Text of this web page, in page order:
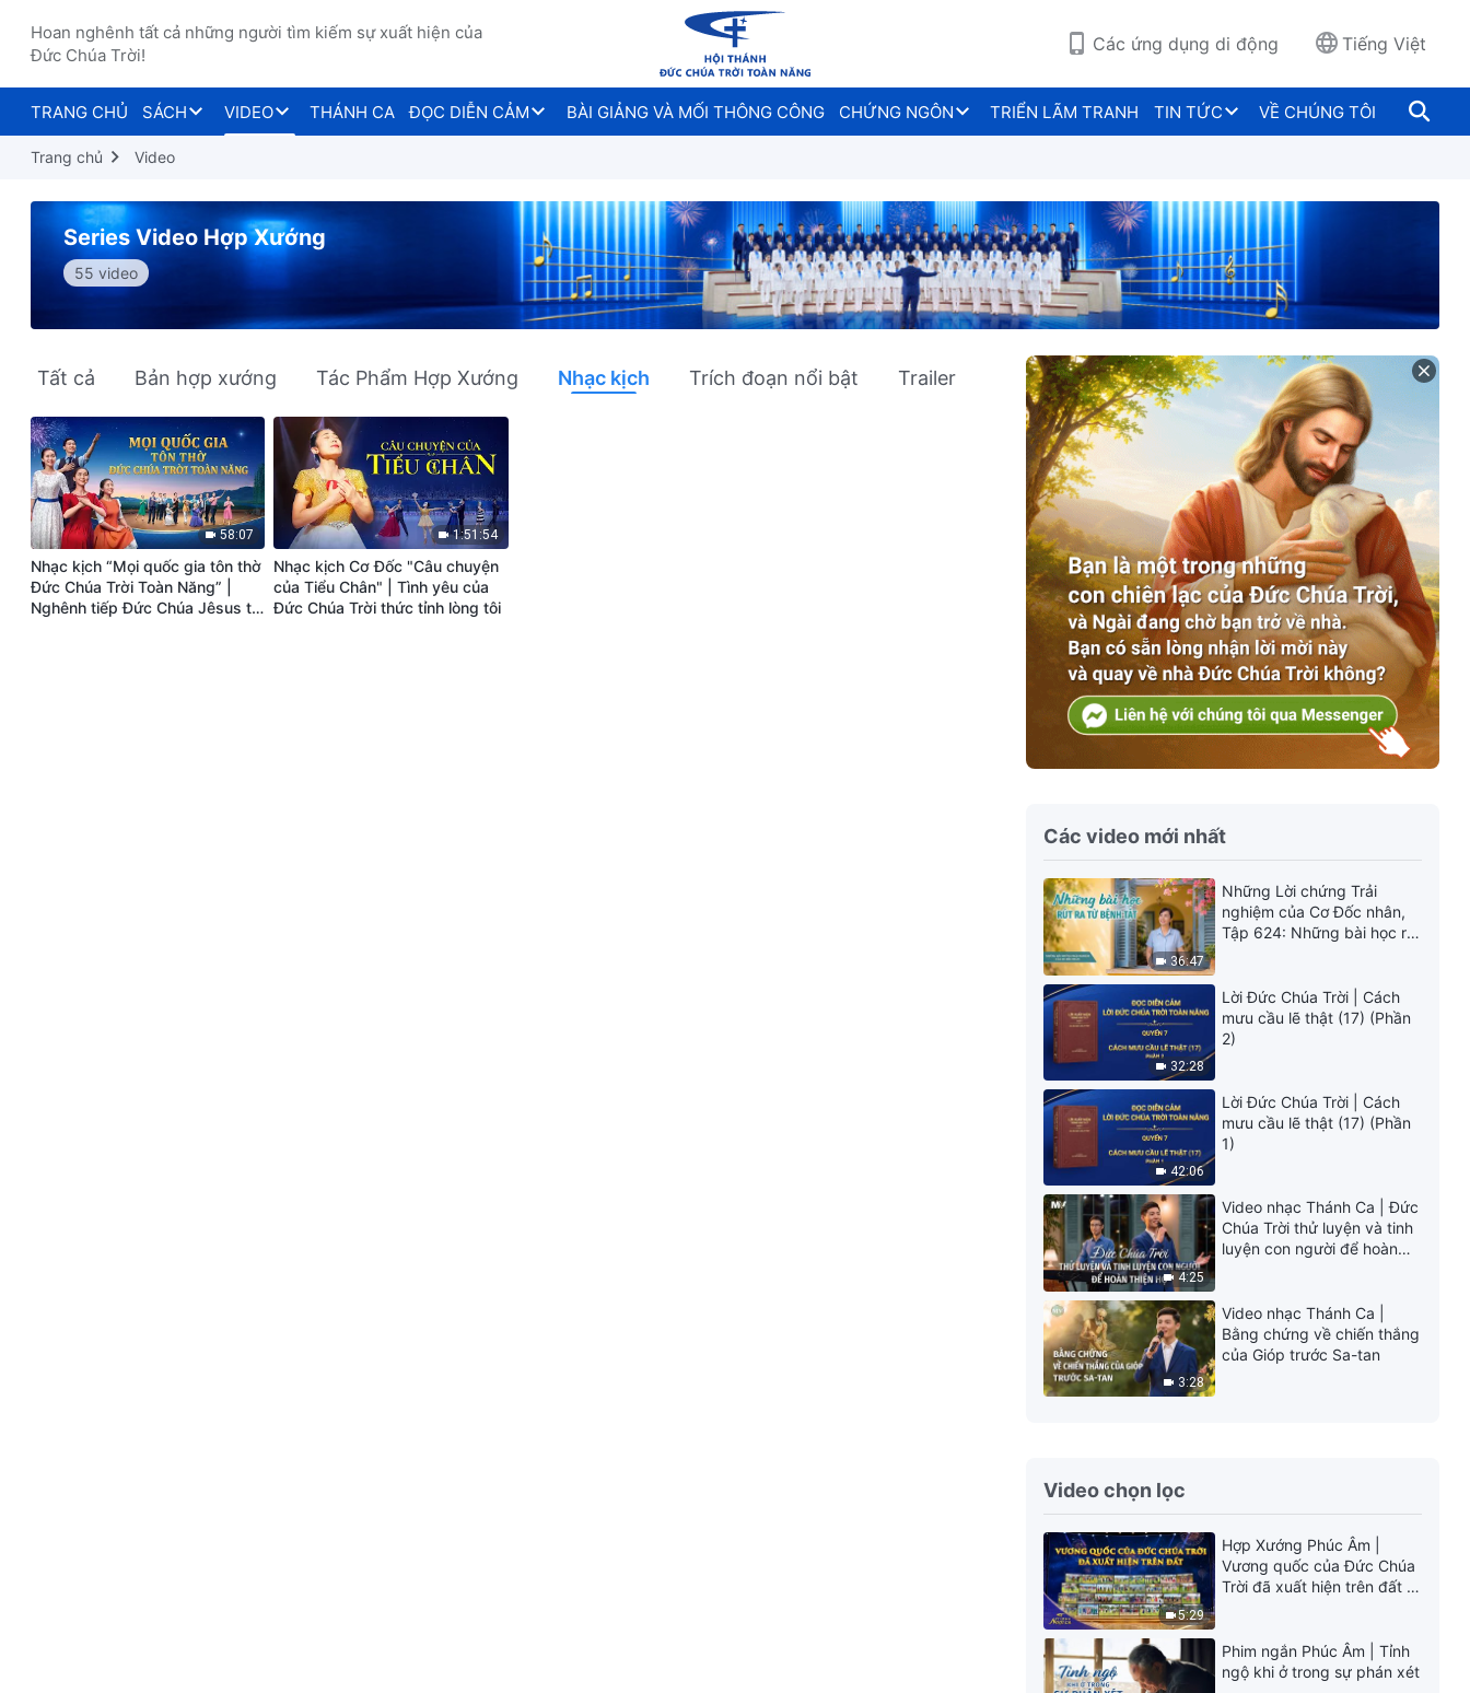
Hoan nghênh tất cả những người tìm kiếm sự xuất hiện của
Đức Chúa Trời!
Các ứng dụng di động Tiếng Việt
TRANG CHỦ SÁCH VIDEO THÁNH CA ĐỌC DIỄN CẢM BÀI GIẢNG VÀ MỐI THÔNG CÔNG CHỨNG NGÔN TRIỂN LÃM TRANH TIN TỨC VỀ CHÚNG TÔI
Trang chủ Video
Series Video Hợp Xướng
55 video
Tất cả Bản hợp xướng Tác Phẩm Hợp Xướng Nhạc kịch Trích đoạn nổi bật Trailer
58:07
Nhạc kịch “Mọi quốc gia tôn thờ
Đức Chúa Trời Toàn Năng” |
Nghênh tiếp Đức Chúa Jêsus tái
1:51:54
Nhạc kịch Cơ Đốc "Câu chuyện
của Tiểu Chân" | Tình yêu của
Đức Chúa Trời thức tỉnh lòng tôi
Các video mới nhất
36:47
Những Lời chứng Trải
nghiệm của Cơ Đốc nhân,
Tập 624: Những bài học rút
32:28
Lời Đức Chúa Trời | Cách
mưu cầu lẽ thật (17) (Phần
2)
42:06
Lời Đức Chúa Trời | Cách
mưu cầu lẽ thật (17) (Phần
1)
4:25
Video nhạc Thánh Ca | Đức
Chúa Trời thử luyện và tinh
luyện con người để hoàn
3:28
Video nhạc Thánh Ca |
Bằng chứng về chiến thắng
của Gióp trước Sa-tan
Video chọn lọc
5:29
Hợp Xướng Phúc Âm |
Vương quốc của Đức Chúa
Trời đã xuất hiện trên đất |
Phim ngắn Phúc Âm | Tỉnh
ngộ khi ở trong sự phán xét